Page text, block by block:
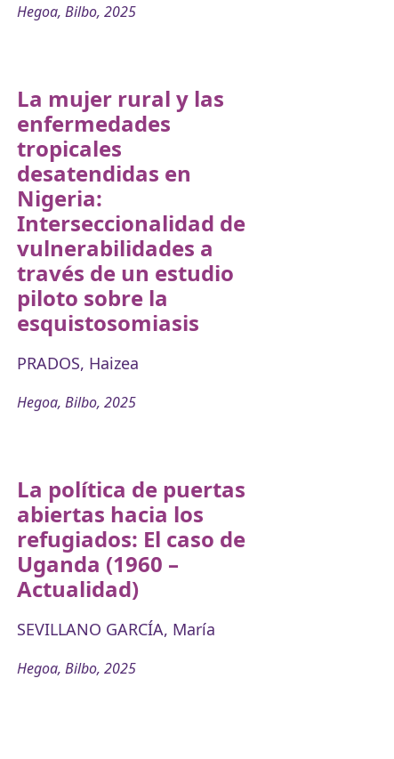
Hegoa, Bilbo, 2025
La mujer rural y las
enfermedades
tropicales
desatendidas en
Nigeria:
Interseccionalidad de
vulnerabilidades a
través de un estudio
piloto sobre la
esquistosomiasis
PRADOS, Haizea
Hegoa, Bilbo, 2025
La política de puertas
abiertas hacia los
refugiados: El caso de
Uganda (1960 –
Actualidad)
SEVILLANO GARCÍA, María
Hegoa, Bilbo, 2025